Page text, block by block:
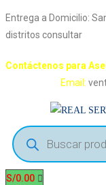
Ir
al
Entrega a Domicilio:
distritos consultar
Contáctenos para
Email:
Búsqueda
de
productos
S/0.00